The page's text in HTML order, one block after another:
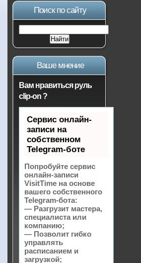
Поиск по сайту
Ваше мнение
Вам нравиться руль
clip-on ?
Сервис онлайн-
записи на
собственном
Telegram-боте
Попробуйте сервис
онлайн-записи
VisitTime на основе
вашего собственного
Telegram-бота:
— Разгрузит мастера,
специалиста или
компанию;
— Позволит гибко
управлять
расписанием и
загрузкой;